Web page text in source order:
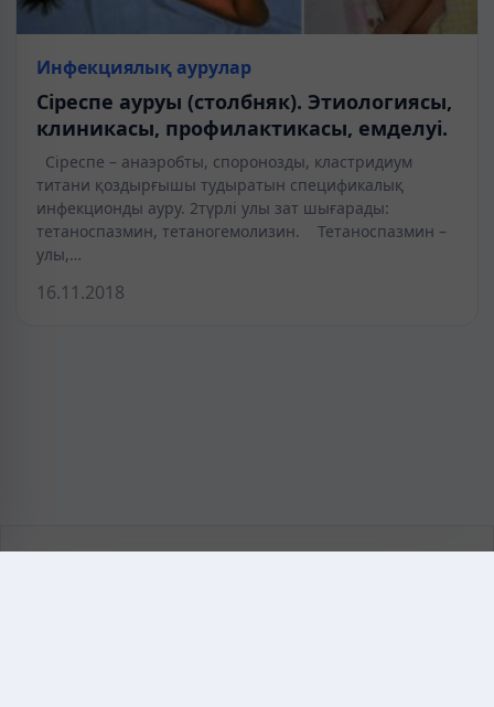
Инфекциялық аурулар
Сіреспе ауруы (столбняк). Этиологиясы,
клиникасы, профилактикасы, емделуі.
Сіреспе – анаэробты, споронозды, кластридиум
титани қоздырғышы тудыратын спецификалық
инфекционды ауру. 2түрлі улы зат шығарады:
тетаноспазмин, тетаногемолизин. Тетаноспазмин –
улы,…
16.11.2018
KAZMEDIC.ORG